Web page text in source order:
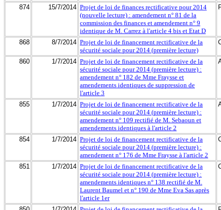
874 15/7/2014 Projet de loi de finances rectificative pour 2014
(nouvelle lecture) : amendement n° 81 de la
commission des finances et amendement n° 9
identique de M. Carrez à l'article 4 bis et Etat D
868 8/7/2014 Projet de loi de financement rectificative de la
sécurité sociale pour 2014 (première lecture)
860 1/7/2014 Projet de loi de financement rectificative de la
sécurité sociale pour 2014 (première lecture) :
amendement n° 182 de Mme Fraysse et
amendements identiques de suppression de
l'article 3
855 1/7/2014 Projet de loi de financement rectificative de la
sécurité sociale pour 2014 (première lecture) :
amendement n° 109 rectifié de M. Sebaoun et
amendements identiques à l'article 2
854 1/7/2014 Projet de loi de financement rectificative de la
sécurité sociale pour 2014 (première lecture) :
amendement n° 176 de Mme Fraysse à l'article 2
851 1/7/2014 Projet de loi de financement rectificative de la
sécurité sociale pour 2014 (première lecture) :
amendements identiques n° 138 rectifié de M.
Laurent Baumel et n° 190 de Mme Eva Sas après
l'article 1er